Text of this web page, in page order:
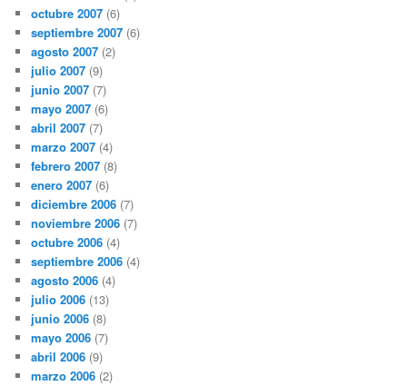
octubre 2007 (6)
septiembre 2007 (6)
agosto 2007 (2)
julio 2007 (9)
junio 2007 (7)
mayo 2007 (6)
abril 2007 (7)
marzo 2007 (4)
febrero 2007 (8)
enero 2007 (6)
diciembre 2006 (7)
noviembre 2006 (7)
octubre 2006 (4)
septiembre 2006 (4)
agosto 2006 (4)
julio 2006 (13)
junio 2006 (8)
mayo 2006 (7)
abril 2006 (9)
marzo 2006 (2)